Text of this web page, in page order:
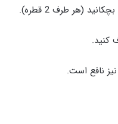
(هر طرف 2 قطره).
نافع است.